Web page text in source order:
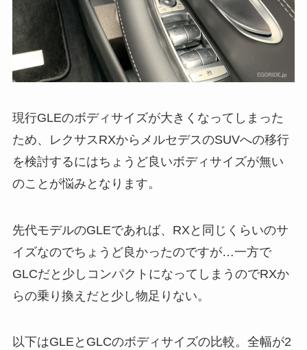
現行GLEのボディサイズが大きくなってしまった
ため、レクサスRXからメルセデスのSUVへの移行
を検討するにはちょうど良いボディサイズが無い
のことが悩みとなります。
先代モデルのGLEであれば、RXと同じくらいのサ
イズなのでちょうど良かったのですが…一方で
GLCだと少しコンパクトになってしまうのでRXか
らの乗り換えだと少し物足りない。
以下はGLEとGLCのボディサイズの比較。全幅が2